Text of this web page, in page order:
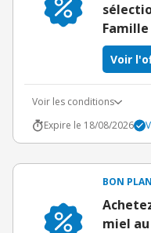
Voir
Voir les conditions
Expire le 18/08/2026
BON PLAN
miel